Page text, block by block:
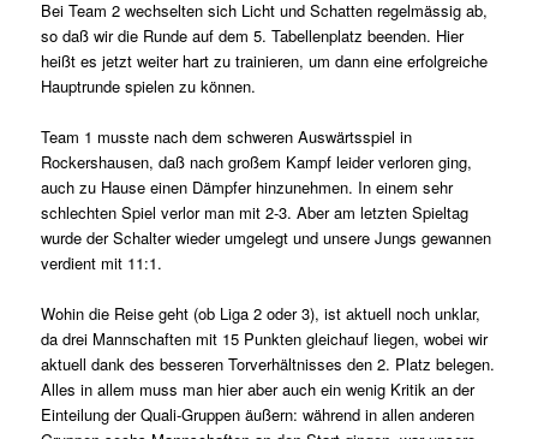
Bei Team 2 wechselten sich Licht und Schatten regelmässig ab,
so daß wir die Runde auf dem 5. Tabellenplatz beenden. Hier
heißt es jetzt weiter hart zu trainieren, um dann eine erfolgreiche
Hauptrunde spielen zu können.
Team 1 musste nach dem schweren Auswärtsspiel in
Rockershausen, daß nach großem Kampf leider verloren ging,
auch zu Hause einen Dämpfer hinzunehmen. In einem sehr
schlechten Spiel verlor man mit 2-3. Aber am letzten Spieltag
wurde der Schalter wieder umgelegt und unsere Jungs gewannen
verdient mit 11:1.
Wohin die Reise geht (ob Liga 2 oder 3), ist aktuell noch unklar,
da drei Mannschaften mit 15 Punkten gleichauf liegen, wobei wir
aktuell dank des besseren Torverhältnisses den 2. Platz belegen.
Alles in allem muss man hier aber auch ein wenig Kritik an der
Einteilung der Quali-Gruppen äußern: während in allen anderen